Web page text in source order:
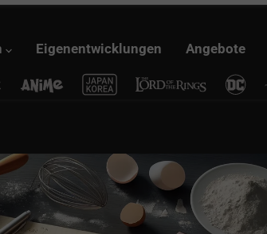
Eigenentwicklungen Angebote